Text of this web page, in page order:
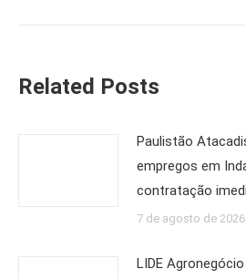
Related Posts
Paulistão
empregos em
contratação
7 de agosto de 2026
LIDE